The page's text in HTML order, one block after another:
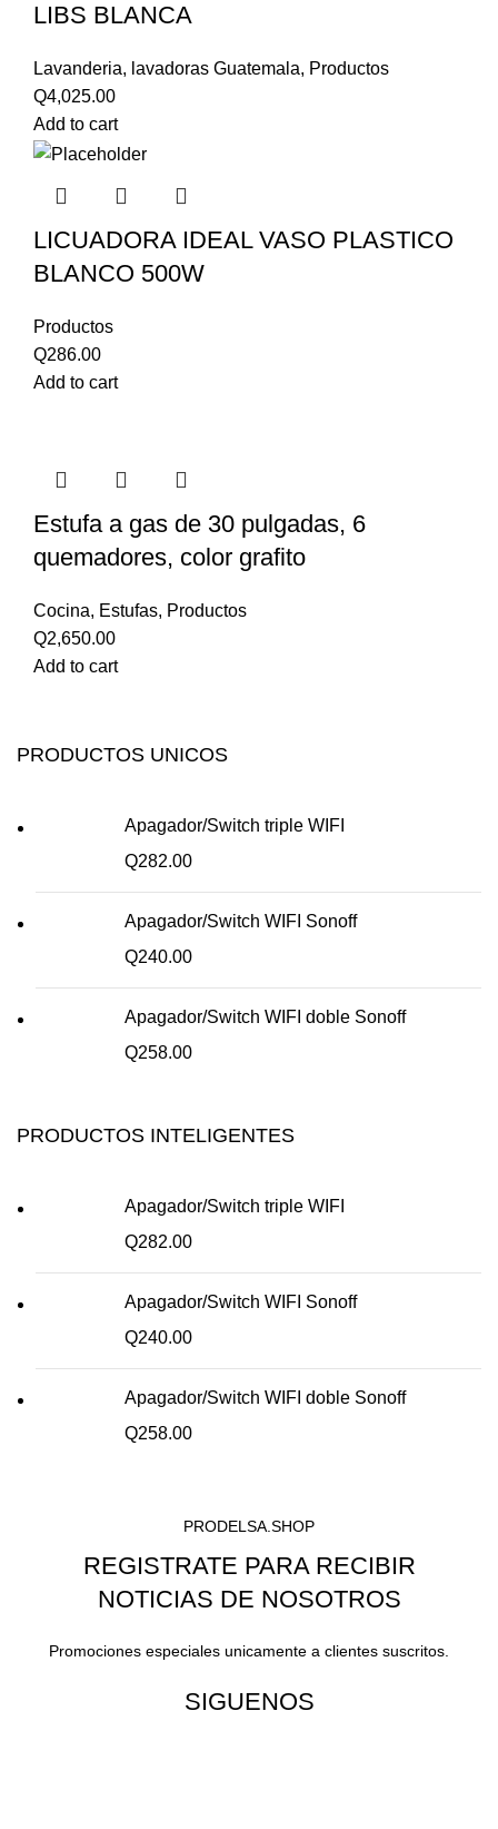
LIBS BLANCA
Lavanderia, lavadoras Guatemala, Productos
Q4,025.00
Add to cart
LICUADORA IDEAL VASO PLASTICO
BLANCO 500W
Productos
Q286.00
Add to cart
Estufa a gas de 30 pulgadas, 6
quemadores, color grafito
Cocina, Estufas, Productos
Q2,650.00
Add to cart
PRODUCTOS UNICOS
Apagador/Switch triple WIFI
Q282.00
Apagador/Switch WIFI Sonoff
Q240.00
Apagador/Switch WIFI doble Sonoff
Q258.00
PRODUCTOS INTELIGENTES
Apagador/Switch triple WIFI
Q282.00
Apagador/Switch WIFI Sonoff
Q240.00
Apagador/Switch WIFI doble Sonoff
Q258.00
PRODELSA.SHOP
REGISTRATE PARA RECIBIR
NOTICIAS DE NOSOTROS
Promociones especiales unicamente a clientes suscritos.
SIGUENOS